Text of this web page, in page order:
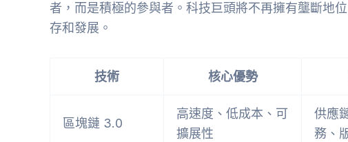
者，而是積極的參與者。科技巨頭將不再擁有壟斷地
存和發展。
技術 核心優勢
區塊鏈 3.0
高速度、低成本、可
擴展性
供應
務、